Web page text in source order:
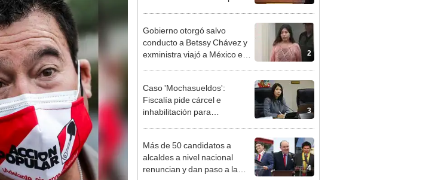
2
Gobierno otorgó salvo
conducto a Betssy Chávez y
exministra viajó a México en
3
Caso 'Mochasueldos':
Fiscalía pide cárcel e
inhabilitación para
4
Más de 50 candidatos a
alcaldes a nivel nacional
renuncian y dan paso a la